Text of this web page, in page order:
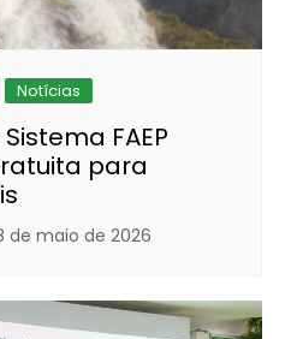
Notícias
FAEP
para
de maio de 2026